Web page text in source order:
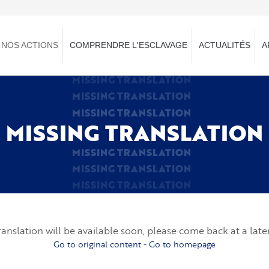
NOS ACTIONS COMPRENDRE L'ESCLAVAGE ACTUALITÉS
MISSING TRANSLATION
MISSING TRANSLATION
MISSING TRANSLATION
MISSING TRANSLATION
MISSING TRANSLATION
MISSING TRANSLATION
MISSING TRANSLATION
will be available soon, please come back at a
Go to original content - Go to homepage